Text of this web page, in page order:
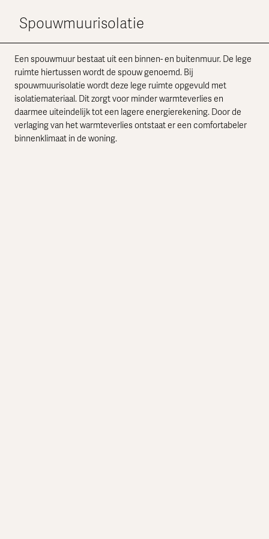
Spouwmuurisolatie
Een spouwmuur bestaat uit een binnen- en buitenmuur. De lege
ruimte hiertussen wordt de spouw genoemd. Bij
spouwmuurisolatie wordt deze lege ruimte opgevuld met
isolatiemateriaal. Dit zorgt voor minder warmteverlies en
daarmee uiteindelijk tot een lagere energierekening. Door de
verlaging van het warmteverlies ontstaat er een comfortabeler
binnenklimaat in de woning.